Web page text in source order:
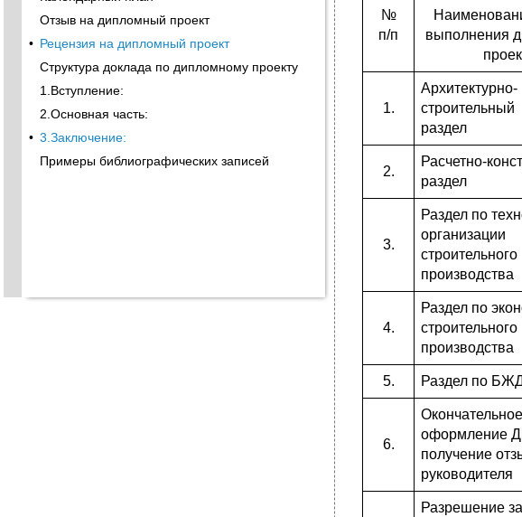
Отзыв на дипломный проект
• Рецензия на дипломный проект
Структура доклада по дипломному проекту
1.Вступление:
2.Основная часть:
• 3.Заключение:
Примеры библиографических записей
№
п/п
выполнения
1.
Архитектурно-
строительный
раздел
2.
Расчетно-
раздел
3.
Раздел по
организации
строительного
производства
4.
Раздел по
строительного
производства
5. Раздел по
6.
Окончательное
оформление
получение
руководителя
Разрешение